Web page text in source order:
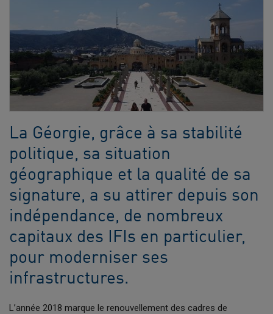
La Géorgie, grâce à sa stabilité
politique, sa situation
géographique et la qualité de sa
signature, a su attirer depuis son
indépendance, de nombreux
capitaux des IFIs en particulier,
pour moderniser ses
infrastructures.
L’année 2018 marque le renouvellement des cadres de